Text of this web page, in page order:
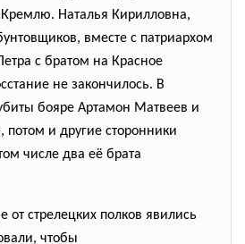
Наталья Кирилловна,
вместе с патриархом
с братом на Красное
не закончилось. В
бояре Артамон Матвеев и
потом и другие сторонники
числе два её брата
стрелецких полков явились
чтобы